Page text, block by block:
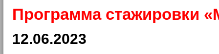
Программа стажировки
12.06.2023